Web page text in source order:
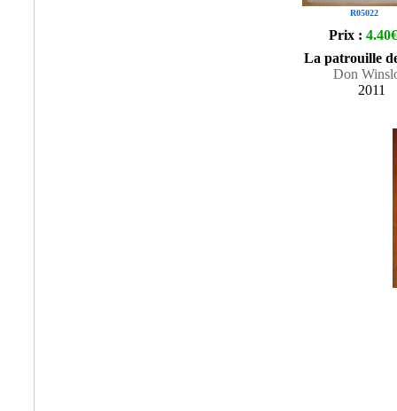
R05022
Prix : 4.40€
La patrouille
Don
2011